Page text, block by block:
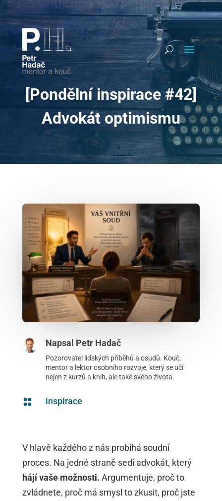
[Pondělní inspirace #42]
Advokát optimismu
Napsal Petr Hadač
Pozorovatel lidských příběhů a osudů. Kouč,
mentor a lektor osobního rozvoje, který se učí
nejen z kurzů a knih, ale také svého života.
 inspirace
V hlavě každého z nás probíhá soudní
proces. Na jedné straně sedí advokát, který
hájí vaše možnosti. Argumentuje, proč to
zvládnete, proč má smysl to zkusit, proč jste